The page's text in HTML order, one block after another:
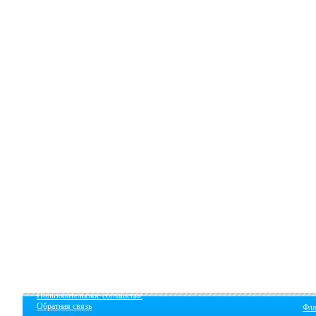
Пользовательское соглашение
Обратная связь